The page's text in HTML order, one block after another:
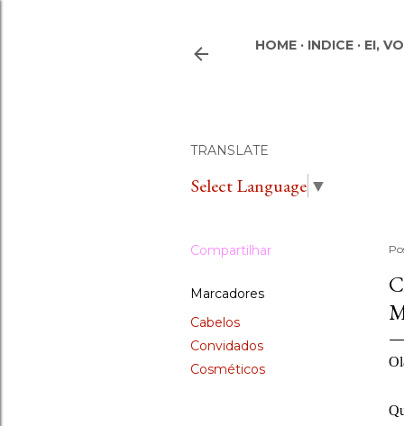
HOME INDICE EI,
TRANSLATE
Select Language ▼
Compartilhar
Marcadores
Cabelos
Convidados
Cosméticos